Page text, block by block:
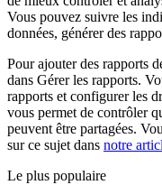
Vous pouvez suivre les
données, générer des
Pour ajouter des rapports
dans Gérer les rapports.
rapports et configurer les
vous permet de contrôler
peuvent être partagées.
sur ce sujet dans notre
Le plus populaire